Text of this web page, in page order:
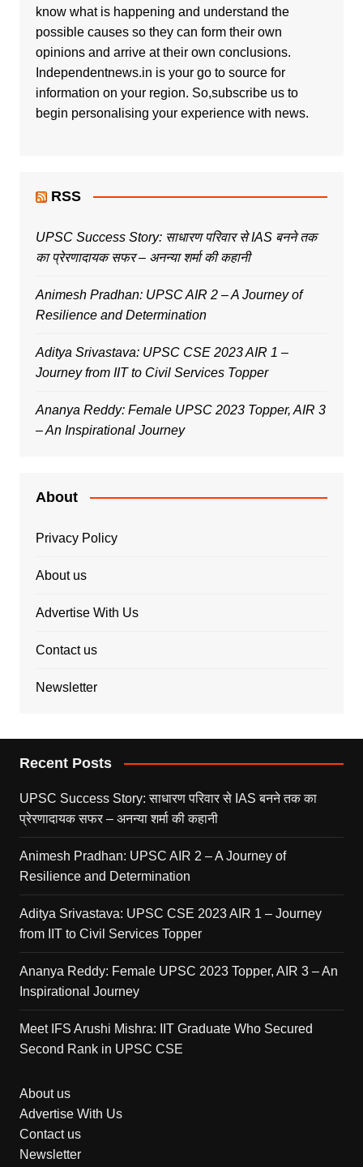
know what is happening and understand the
possible causes so they can form their own
opinions and arrive at their own conclusions.
Independentnews.in is your go to source for
information on your region. So,subscribe us to
begin personalising your experience with news.
RSS
UPSC Success Story: साधारण परिवार से IAS बनने तक
का प्रेरणादायक सफर – अनन्या शर्मा की कहानी
Animesh Pradhan: UPSC AIR 2 – A Journey of
Resilience and Determination
Aditya Srivastava: UPSC CSE 2023 AIR 1 –
Journey from IIT to Civil Services Topper
Ananya Reddy: Female UPSC 2023 Topper, AIR 3
– An Inspirational Journey
About
Privacy Policy
About us
Advertise With Us
Contact us
Newsletter
Recent Posts
UPSC Success Story: साधारण परिवार से IAS बनने तक का
प्रेरणादायक सफर – अनन्या शर्मा की कहानी
Animesh Pradhan: UPSC AIR 2 – A Journey of
Resilience and Determination
Aditya Srivastava: UPSC CSE 2023 AIR 1 – Journey
from IIT to Civil Services Topper
Ananya Reddy: Female UPSC 2023 Topper, AIR 3 – An
Inspirational Journey
Meet IFS Arushi Mishra: IIT Graduate Who Secured
Second Rank in UPSC CSE
About us
Advertise With Us
Contact us
Newsletter